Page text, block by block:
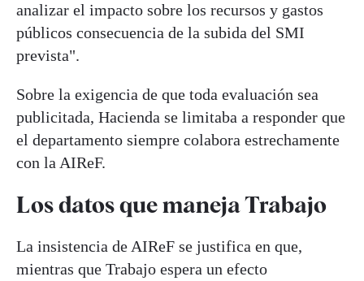
analizar el impacto sobre los recursos y gastos
públicos consecuencia de la subida del SMI
prevista".
Sobre la exigencia de que toda evaluación sea
publicitada, Hacienda se limitaba a responder que
el departamento siempre colabora estrechamente
con la AIReF.
Los datos que maneja Trabajo
La insistencia de AIReF se justifica en que,
mientras que Trabajo espera un efecto